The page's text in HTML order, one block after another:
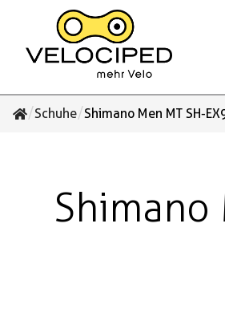
/Schuhe/Shimano Men MT SH-
Shimano